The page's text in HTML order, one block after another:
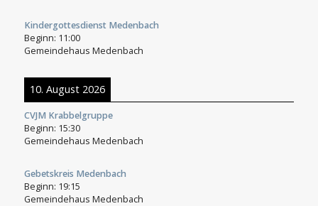
Kindergottesdienst Medenbach
Beginn: 11:00
Gemeindehaus Medenbach
10. August 2026
CVJM Krabbelgruppe
Beginn: 15:30
Gemeindehaus Medenbach
Gebetskreis Medenbach
Beginn: 19:15
Gemeindehaus Medenbach